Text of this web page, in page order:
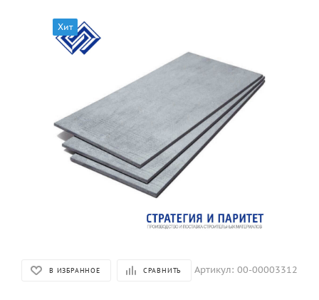
Хит
В ИЗБРАННОЕ СРАВНИТЬ Артикул: 00-00003312